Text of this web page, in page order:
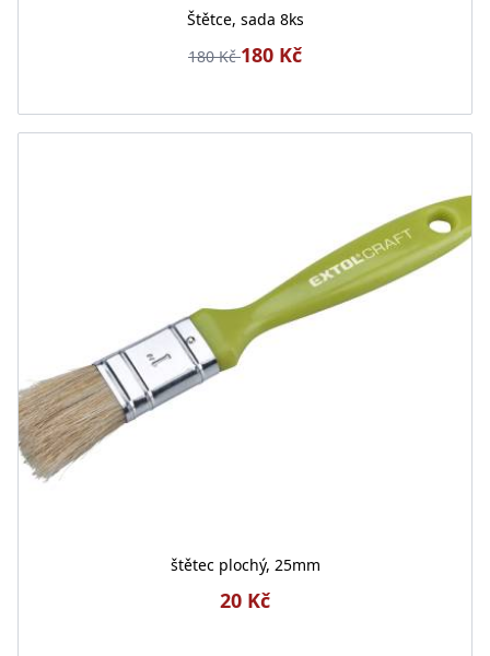
Štětce, sada 8ks
180 Kč180 Kč
štětec plochý, 25mm
20 Kč